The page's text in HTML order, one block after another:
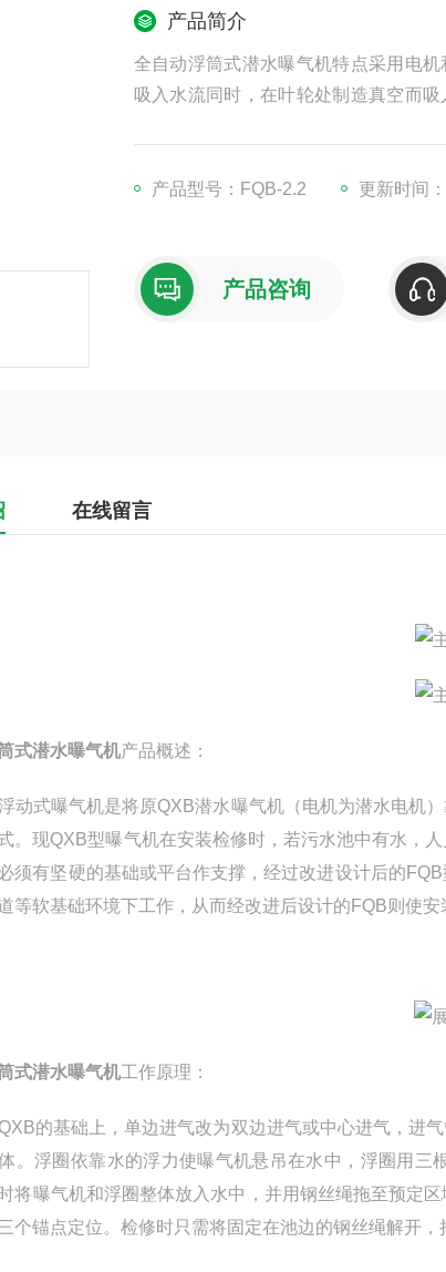
产品简介
全自动浮筒式潜水曝气机特点采用电
吸入水流同时，在叶轮处制造真空而
作用下快速排出。由于水流喷射，造
积，且由于气泡上升缓慢使空气中大
产品型号：FQB-2.2
更新时间
产品咨询
在线留言
式潜水曝气机产品概述：
动式曝气机是将原QXB潜水曝气机（电机为潜水电机
。现QXB型曝气机在安装检修时，若污水池中有水，
须有坚硬的基础或平台作支撑，经过改进设计后的
等软基础环境下工作，从而经改进后设计的FQB则使
式潜水曝气机工作原理：
的基础上，单边进气改为双边进气或中心进气，进
。浮圈依靠水的浮力使曝气机悬吊在水中，浮圈用
将曝气机和浮圈整体放入水中，并用钢丝绳拖至预定
个锚点定位。检修时只需将固定在池边的钢丝绳解开，